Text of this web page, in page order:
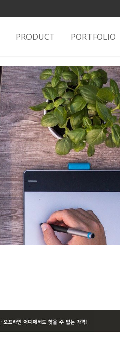
PRODUCT PORTFOLIO